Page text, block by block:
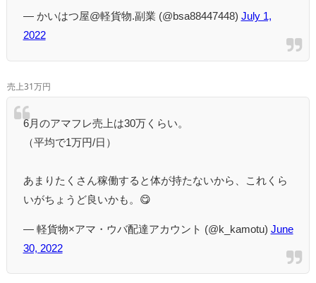
— かいはつ屋@軽貨物.副業 (@bsa88447448) July 1,
2022
売上31万円
6月のアマフレ売上は30万くらい。
（平均で1万円/日）
あまりたくさん稼働すると体が持たないから、これくら
いがちょうど良いかも。😋
— 軽貨物×アマ・ウバ配達アカウント (@k_kamotu) June
30, 2022